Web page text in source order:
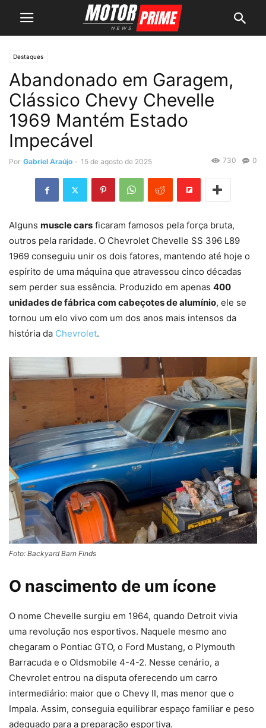
Destaques
Abandonado em Garagem,
Clássico Chevy Chevelle
1969 Mantém Estado
Impecável
Por Gabriel Araújo - 15 de agosto de 2025 0
730
Alguns muscle cars ficaram famosos pela força bruta,
outros pela raridade. O Chevrolet Chevelle SS 396 L89
1969 conseguiu unir os dois fatores, mantendo até hoje o
espírito de uma máquina que atravessou cinco décadas
sem perder sua essência. Produzido em apenas 400
unidades de fábrica com cabeçotes de alumínio, ele se
tornou um elo vivo com um dos anos mais intensos da
história da Chevrolet.
Foto: Backyard Barn Finds
O nascimento de um ícone
O nome Chevelle surgiu em 1964, quando Detroit vivia
uma revolução nos esportivos. Naquele mesmo ano
chegaram o Pontiac GTO, o Ford Mustang, o Plymouth
Barracuda e o Oldsmobile 4-4-2. Nesse cenário, a
Chevrolet entrou na disputa oferecendo um carro
intermediário: maior que o Chevy II, mas menor que o
Impala. Assim, conseguia equilibrar espaço familiar e peso
adequado para a preparação esportiva.